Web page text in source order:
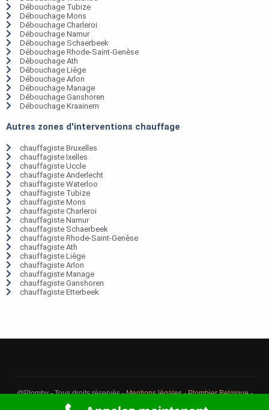
Débouchage Tubize
Débouchage Mons
Débouchage Charleroi
Débouchage Namur
Débouchage Schaerbeek
Débouchage Rhode-Saint-Genèse
Débouchage Ath
Débouchage Liège
Débouchage Arlon
Débouchage Manage
Débouchage Ganshoren
Débouchage Kraainem
Autres zones d'interventions chauffage
chauffagiste Bruxelles
chauffagiste Ixelles
chauffagiste Uccle
chauffagiste Anderlecht
chauffagiste Waterloo
chauffagiste Tubize
chauffagiste Mons
chauffagiste Charleroi
chauffagiste Namur
chauffagiste Schaerbeek
chauffagiste Rhode-Saint-Genèse
chauffagiste Ath
chauffagiste Liège
chauffagiste Arlon
chauffagiste Manage
chauffagiste Ganshoren
chauffagiste Etterbeek
@Plomby - Tous droits réservés -Mentions légales-Plombier Belgique-
Débouchage Belgique